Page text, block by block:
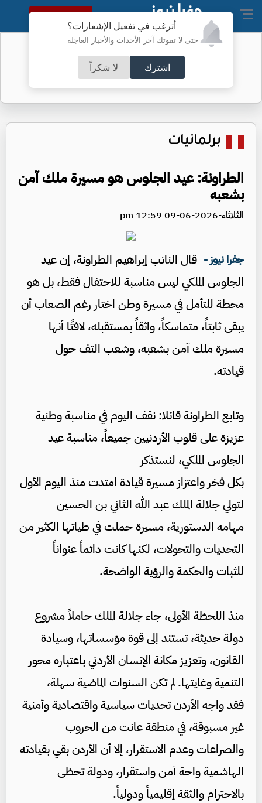
أترغب في تفعيل الإشعارات؟
حتى لا تفوتك آخر الأحداث والأخبار العاجلة
اشترك لا شكراً
النسخة الكاملة
برلمانيات
الطراونة: عيد الجلوس هو مسيرة ملك آمن
بشعبه
الثلاثاء-2026-06-09 12:59 pm
جفرا نيوز - قال النائب إبراهيم الطراونة، إن عيد
الجلوس الملكي ليس مناسبة للاحتفال فقط، بل هو
محطة للتأمل في مسيرة وطن اختار رغم الصعاب أن
يبقى ثابتاً، متماسكاً، واثقاً بمستقبله، لافتًا أنها
مسيرة ملك آمن بشعبه، وشعب التف حول
قيادته.
وتابع الطراونة قائلا: نقف اليوم في مناسبة وطنية
عزيزة على قلوب الأردنيين جميعاً، مناسبة عيد
الجلوس الملكي، لنستذكر
بكل فخر واعتزاز مسيرة قيادة امتدت منذ اليوم الأول
لتولي جلالة الملك عبد الله الثاني بن الحسين
مهامه الدستورية، مسيرة حملت في طياتها الكثير من
التحديات والتحولات، لكنها كانت دائماً عنواناً
للثبات والحكمة والرؤية الواضحة.
منذ اللحظة الأولى، جاء جلالة الملك حاملاً مشروع
دولة حديثة، تستند إلى قوة مؤسساتها، وسيادة
القانون، وتعزيز مكانة الإنسان الأردني باعتباره محور
التنمية وغايتها. لم تكن السنوات الماضية سهلة،
فقد واجه الأردن تحديات سياسية واقتصادية وأمنية
غير مسبوقة، في منطقة عانت من الحروب
والصراعات وعدم الاستقرار، إلا أن الأردن بقي بقيادته
الهاشمية واحة أمن واستقرار، ودولة تحظى
بالاحترام والثقة إقليمياً ودولياً.